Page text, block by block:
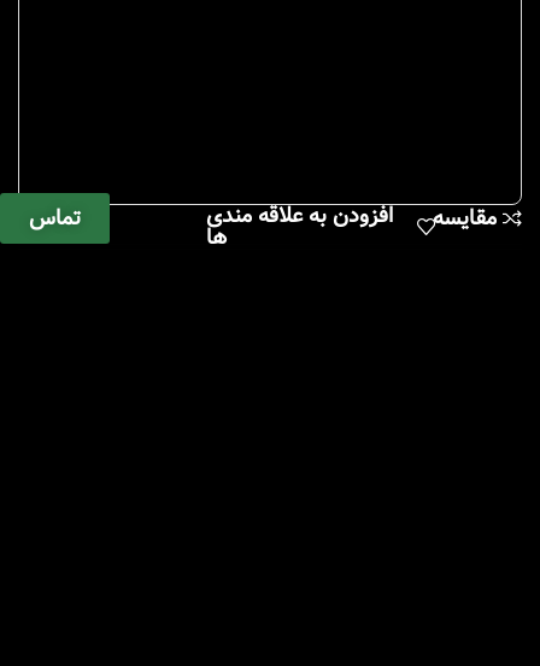
مقایسه افزودن به علاقه مندی
ها
تماس